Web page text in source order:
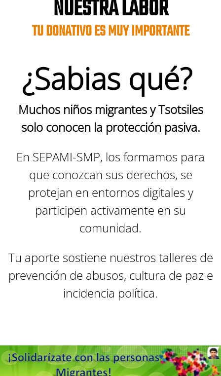
NUESTRA LABOR
TU DONATIVO ES MUY IMPORTANTE
¿Sabias qué?
Muchos niños migrantes y Tsotsiles
solo conocen la protección pasiva.
En SEPAMI-SMP, los formamos para
que conozcan sus derechos, se
protejan en entornos digitales y
participen activamente en su
comunidad.
Tu aporte sostiene nuestros talleres de
prevención de abusos, cultura de paz e
incidencia política.